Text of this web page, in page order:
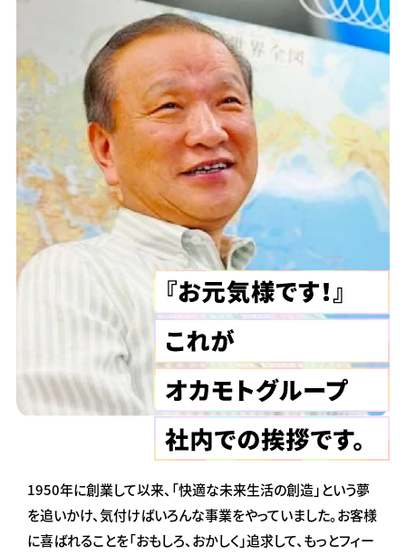
1950年に創業して以来、「快適な未来生活の創造」という夢
を追いかけ、気付けばいろんな事業をやっていました。お客様
に喜ばれることを「おもしろ、おかしく」追求して、もっとフィー